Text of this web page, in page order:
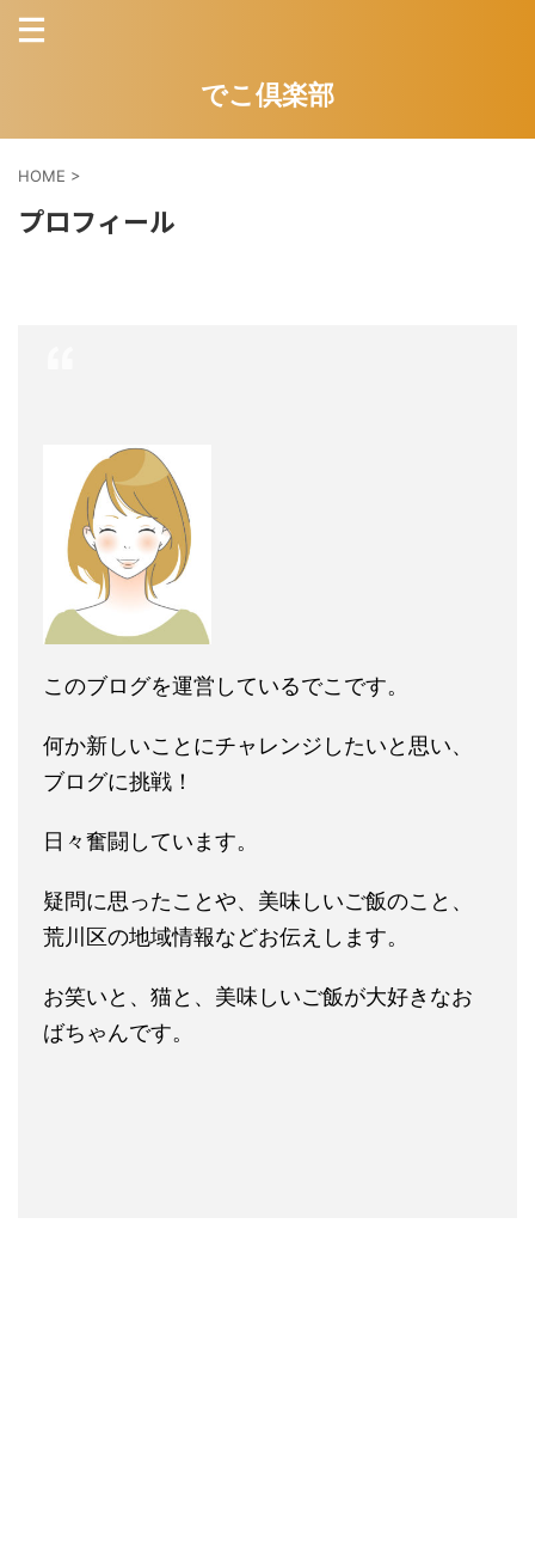
でこ倶楽部
HOME >
プロフィール
このブログを運営しているでこです。
何か新しいことにチャレンジしたいと思い、
ブログに挑戦！
日々奮闘しています。
疑問に思ったことや、美味しいご飯のこと、
荒川区の地域情報などお伝えします。
お笑いと、猫と、美味しいご飯が大好きなお
ばちゃんです。